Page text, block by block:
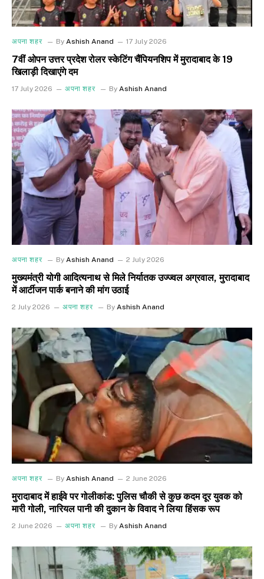
अपना शहर By Ashish Anand 17 July 2026
7वीं ओपन उत्तर प्रदेश रोलर स्केटिंग चैंपियनशिप में मुरादाबाद के 19
खिलाड़ी दिखाएंगे दम
17 July 2026 अपना शहर By Ashish Anand
अपना शहर By Ashish Anand 2 July 2026
मुख्यमंत्री योगी आदित्यनाथ से मिले निर्यातक उज्ज्वल अग्रवाल, मुरादाबाद
में आर्टीजन पार्क बनाने की मांग उठाई
2 July 2026 अपना शहर By Ashish Anand
अपना शहर By Ashish Anand 2 June 2026
मुरादाबाद में हाईवे पर गोलीकांड: पुलिस चौकी से कुछ कदम दूर युवक को
मारी गोली, नारियल पानी की दुकान के विवाद ने लिया हिंसक रूप
2 June 2026 अपना शहर By Ashish Anand